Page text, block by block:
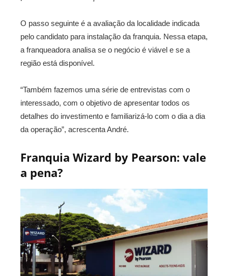
O passo seguinte é a avaliação da localidade indicada
pelo candidato para instalação da franquia. Nessa etapa,
a franqueadora analisa se o negócio é viável e se a
região está disponível.
“Também fazemos uma série de entrevistas com o
interessado, com o objetivo de apresentar todos os
detalhes do investimento e familiarizá-lo com o dia a dia
da operação”, acrescenta André.
Franquia Wizard by Pearson: vale
a pena?